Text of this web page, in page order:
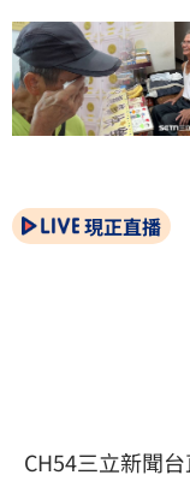
現正直播
CH54三立新聞